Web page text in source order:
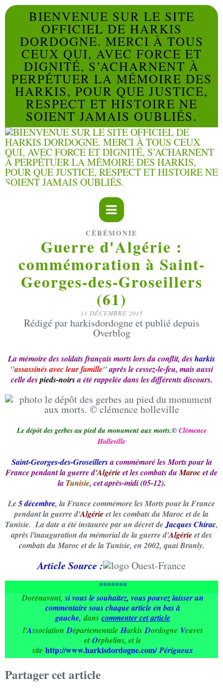
BIENVENUE SUR LE SITE
OFFICIEL DE HARKIS
DORDOGNE. MERCI À TOUS
CEUX QUI, AVEC FORCE ET
DIGNITÉ, S’ACHARNENT À
PERPÉTUER LA MÉMOIRE DES
HARKIS, POUR QUE JUSTICE,
RESPECT ET HISTOIRE NE
SOIENT JAMAIS OUBLIÉS.
CÉRÉMONIE
Guerre d'Algérie :
commémoration à Saint-
Georges-des-Groseillers
(61)
11 DÉCEMBRE 2015
Rédigé par harkisdordogne et publié depuis
Overblog
La mémoire des soldats français morts lors du conflit, desharkis
"assassinés avec leur famille"après le cessez-le-feu, mais aussi
celle despieds-noirsa été rappelée dans les différents discours.
Le dépôt des gerbes au pied du monument aux morts.© Clémence
Holleville
Saint-Georges-des-Groseillersa commémoré les Morts pour la
Francependant la guerre d'Algérieet les combats duMarocet de
la Tunisie, cet après-midi (05-12).
Le5 décembre, la France commémore les Morts pour la France
pendant la guerre d'Algérieet les combats du Maroc et de la
Tunisie. La date a été instaurée par un décret deJacques Chirac,
après l'inauguration du mémorial de la guerre d'Algérieet des
combats du Maroc et de la Tunisie, en 2002, quai Branly.
Article Source :
*******
Dorénavant, si vous le souhaitez, vous pouvez laisser un
commentaire sous chaque article en bas à
gauche, dans commenter cet article
l'AssociationDépartementaleHarkisDordogne Veuves
etOrphelins, et le
site http://www.harkisdordogne.com/Périgueux
Partager cet article